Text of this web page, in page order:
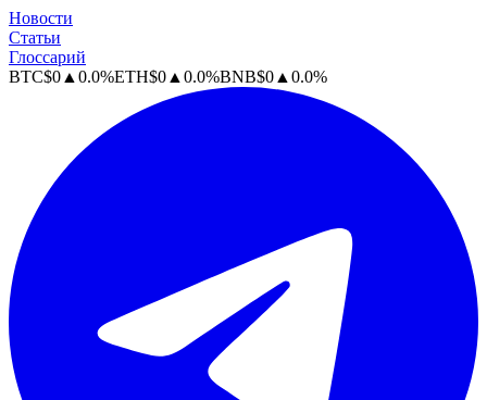
Новости
Статьи
Глоссарий
BTC$0 ▲ 0.0%ETH$0 ▲ 0.0%BNB$0 ▲ 0.0%